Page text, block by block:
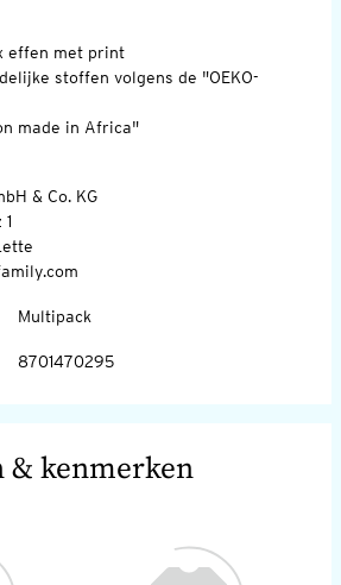
effen met print
stoffen volgens de "OEKO-
made in Africa"
& Co. KG
Multipack
8701470295
& kenmerken